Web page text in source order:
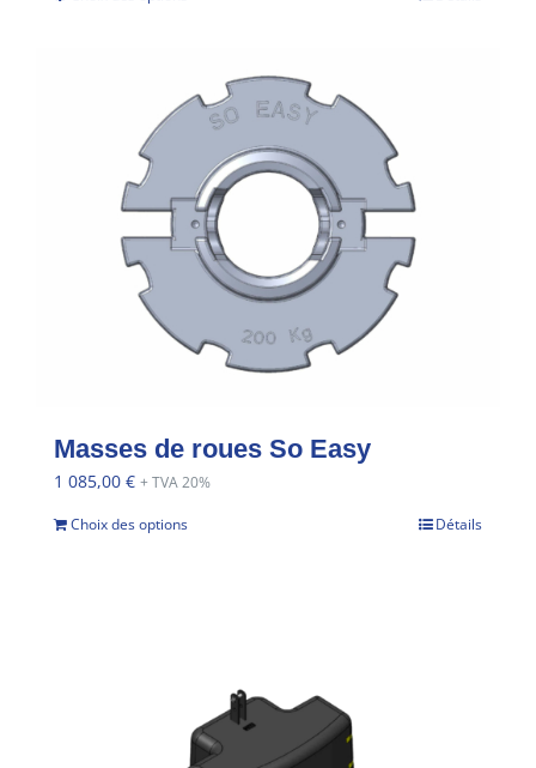
Masses de roues So Easy
1 085,00 € + TVA 20%
Choix des options Détails